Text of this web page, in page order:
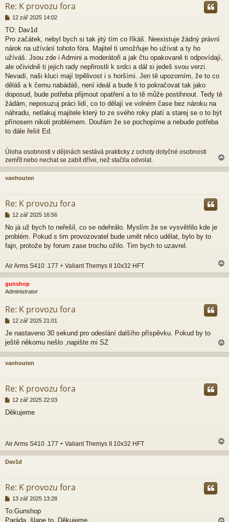
Re: K provozu fora
P
í
s
p
ě
e
k
12 zář 2025 14:02
TO: Dav1d
Pro začátek, nebyl bych si tak jitý tím co říkáš. Neexistuje žádný právní
nárok na užívání tohoto fóra. Majitel ti umožňuje ho užívat a ty ho
užíváš. Jsou zde i Admini a moderátoři a jak čtu opakovaně ti odpovídají,
ale očividně ti jejich rady nepřirostli k srdci a dál si jedeš svou verzi.
Nevadí, naši kluci mají trpělivost i s horšími. Jen tě upozorním, že to co
děláš a k čemu nabádáš, není ideál a bude li to pokračovat tak jako
doposud, bude potřeba přijmout opatření a to tě může postihnout. Tedy tě
žádám, neposuzuj práci lidí, co to dělají ve volném čase bez nároku na
náhradu, netlakuj majitele který to ze svého roky platí a starej se o to být
přínosem nikoli problémem. Doufám že se pochopíme a nebude potřeba
to dále řešit Ed.
Úloha osobnosti v dějinách sestává prakticky z ochoty dotyčné osobnosti
zemřít nebo nechat se zabít dříve, než stačila odvolat.
a
h
vanhouten
Re: K provozu fora
P
í
s
p
e
12 zář 2025 16:56
No já už bych to neřešil, co se odehrálo. Myslím že se vysvětlilo kde je
problém. Pokud s tim provozovatel bude umět něco udělat, bylo by to
fajn, protože by forum zase trochu ožilo. Tim bych to uzavrel.
Air Arms S410 .177 + Valiant Themys II 10x32 HFT
a
h
gunshop
Administrator
Re: K provozu fora
P
í
s
p
ě
v
12 zář 2025 21:01
Je nastaveno 30 sekund pro odeslání dalšího příspěvku. Pokud by to
ještě někomu nešlo ,napište mi SZ
a
h
vanhouten
Re: K provozu fora
P
í
v
k
12 zář 2025 22:03
Děkujeme
Air Arms S410 .177 + Valiant Themys II 10x32 HFT
a
h
Dav1d
Re: K provozu fora
P
í
13 zář 2025 13:28
To:Gunshop
Paráda, šlape to. Děkujeme.